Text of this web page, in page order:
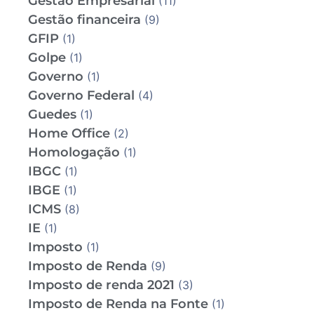
Gestão financeira (9)
GFIP (1)
Golpe (1)
Governo (1)
Governo Federal (4)
Guedes (1)
Home Office (2)
Homologação (1)
IBGC (1)
IBGE (1)
ICMS (8)
IE (1)
Imposto (1)
Imposto de Renda (9)
Imposto de renda 2021 (3)
Imposto de Renda na Fonte (1)